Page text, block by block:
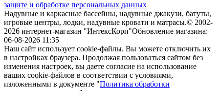
защите и обработке персональных данных
Надувные и каркасные бассейны, надувные джакузи, батуты,
игровые центры, лодки, надувные кровати и матрасы.© 2002-
2026 интернет-магазин "ИнтексКорп"Обновление магазина:
06-08-2026 11:35
Наш сайт использует cookie-файлы. Вы можете отключить их
в настройках браузера. Продолжая пользоваться сайтом без
изменения настроек, вы даете согласие на использование
ваших cookie-файлов в соответствии с условиями,
изложенными в документе "Политика обработки